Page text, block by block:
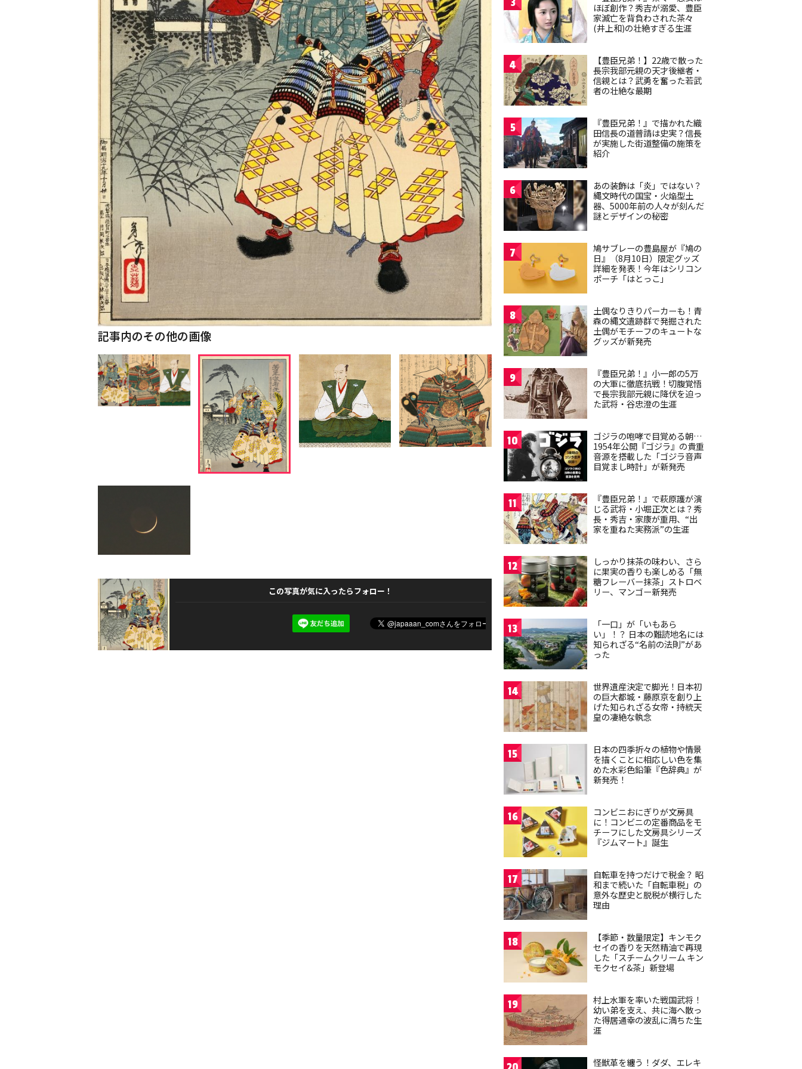
記事内のその他の画像
この写真が気に入ったらフォロー！
ほぼ創作？秀吉が溺愛、豊臣
家滅亡を背負わされた茶々
(井上和)の壮絶すぎる生涯
4
【豊臣兄弟！】22歳で散った
長宗我部元親の天才後継者・
信親とは？武勇を奮った若武
者の壮絶な最期
5
『豊臣兄弟！』で描かれた織
田信長の道普請は史実？信長
が実施した街道整備の施策を
紹介
6
あの装飾は「炎」ではない？
縄文時代の国宝・火焔型土
器、5000年前の人々が刻んだ
謎とデザインの秘密
7
鳩サブレーの豊島屋が『鳩の
日』（8月10日）限定グッズ
詳細を発表！今年はシリコン
ポーチ「はとっこ」
8
土偶なりきりパーカーも！青
森の縄文遺跡群で発掘された
土偶がモチーフのキュートな
グッズが新発売
9
『豊臣兄弟！』小一郎の5万
の大軍に徹底抗戦！切腹覚悟
で長宗我部元親に降伏を迫っ
た武将・谷忠澄の生涯
10
ゴジラの咆哮で目覚める朝…
1954年公開『ゴジラ』の貴重
音源を搭載した「ゴジラ音声
目覚まし時計」が新発売
11
『豊臣兄弟！』で萩原護が演
じる武将・小堀正次とは？秀
長・秀吉・家康が重用、“出
家を重ねた実務派”の生涯
12
しっかり抹茶の味わい、さら
に果実の香りも楽しめる「無
糖フレーバー抹茶」ストロベ
リー、マンゴー新発売
13
「一口」が「いもあら
い」！？ 日本の難読地名には
知られざる“名前の法則”があ
った
14
世界遺産決定で脚光！日本初
の巨大都城・藤原京を創り上
げた知られざる女帝・持統天
皇の凄絶な執念
15
日本の四季折々の植物や情景
を描くことに相応しい色を集
めた水彩色鉛筆『色辞典』が
新発売！
16
コンビニおにぎりが文房具
に！コンビニの定番商品をモ
チーフにした文房具シリーズ
『ジムマート』誕生
17
自転車を持つだけで税金？ 昭
和まで続いた「自転車税」の
意外な歴史と脱税が横行した
理由
18
【季節・数量限定】キンモク
セイの香りを天然精油で再現
した「スチームクリーム キン
モクセイ&茶」新登場
19
村上水軍を率いた戦国武将！
幼い弟を支え、共に海へ散っ
た得居通幸の波乱に満ちた生
涯
怪獣革を纏う！ダダ、エレキ